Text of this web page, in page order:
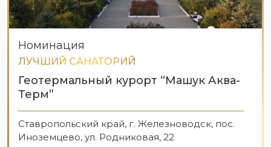
Номинация
ЛУЧШИЙ САНАТОРИЙ
Геотермальный курорт “Машук Аква-
Терм”
Ставропольский край, г. Железноводск, пос.
Иноземцево, ул. Родниковая, 22